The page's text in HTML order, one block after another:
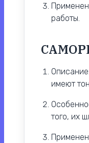
работы.
имеют
того, их